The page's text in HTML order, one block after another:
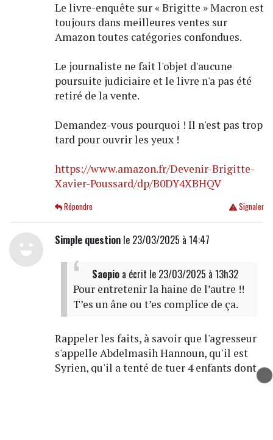
Le livre-enquête sur « Brigitte » Macron est
toujours dans meilleures ventes sur
Amazon toutes catégories confondues.
Le journaliste ne fait l'objet d'aucune
poursuite judiciaire et le livre n'a pas été
retiré de la vente.
Demandez-vous pourquoi ! Il n'est pas trop
tard pour ouvrir les yeux !
https://www.amazon.fr/Devenir-Brigitte-
Xavier-Poussard/dp/B0DY4XBHQV
Signaler
Répondre
Simple questionle 23/03/2025 à 14:47
Saopioa écrit le 23/03/2025 à 13h32
Pour entretenir la haine de l’autre !!
T’es un âne ou t’es complice de ça.
Rappeler les faits, à savoir que l'agresseur
s'appelle Abdelmasih Hannoun, qu'il est
Syrien, qu'il a tenté de tuer 4 enfants dont